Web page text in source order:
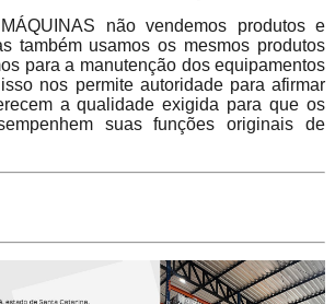
não vendemos produtos e
também usamos os mesmos produtos
para a manutenção dos equipamentos
nos permite autoridade para afirmar
a qualidade exigida para que os
suas funções originais de